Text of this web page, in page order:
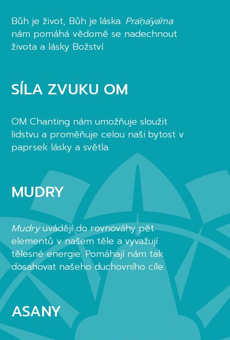
Bůh je život, Bůh je láska. Prāṇāyāma
nám pomáhá vědomě se nadechnout
života a lásky Božství.
SÍLA ZVUKU OM
OM Chanting nám umožňuje sloužit
lidstvu a proměňuje celou naši bytost v
paprsek lásky a světla.
MUDRY
Mudry uvádějí do rovnováhy pět
elementů v našem těle a vyvažují
tělesné energie. Pomáhají nám tak
dosahovat našeho duchovního cíle.
ASANY